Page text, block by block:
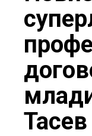
here
Тасев